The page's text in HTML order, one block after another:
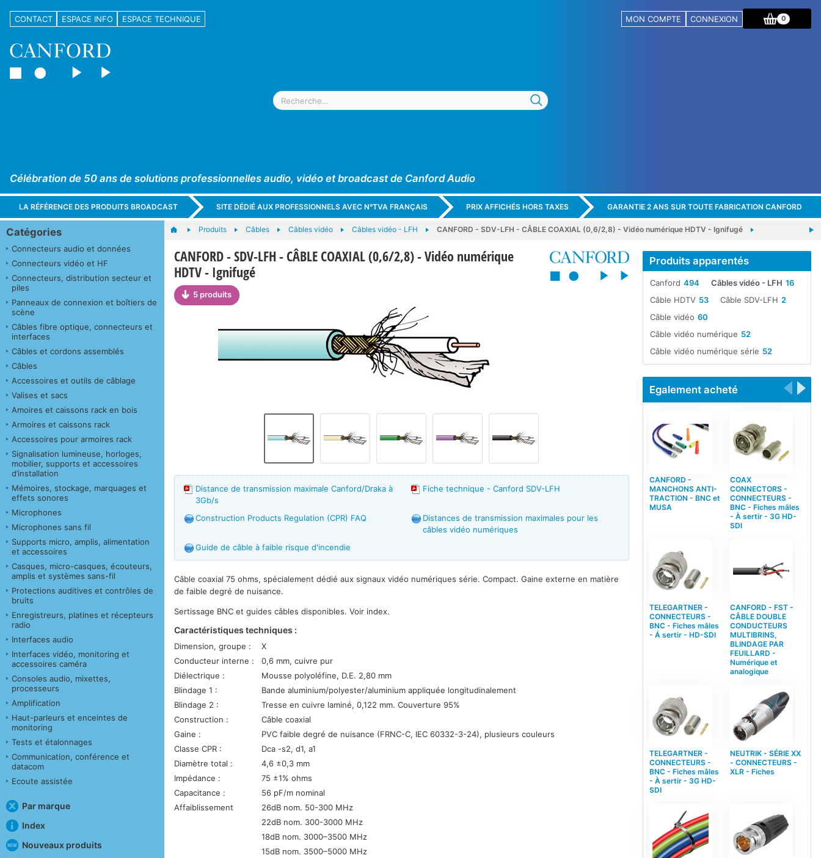
CONTACT ESPACE INFO ESPACE TECHNIQUE MON COMPTE CONNEXION 0
Célébration de 50 ans de solutions professionnelles audio, vidéo et broadcast de Canford Audio
LA RÉFÉRENCE DES PRODUITS BROADCAST SITE DÉDIÉ AUX PROFESSIONNELS AVEC N°TVA FRANÇAIS PRIX AFFICHÉS HORS TAXES GARANTIE 2 ANS SUR TOUTE FABRICATION CANFORD
Catégories
Connecteurs audio et données
Connecteurs vidéo et HF
Connecteurs, distribution secteur et
piles
Panneaux de connexion et boîtiers de
scène
Câbles fibre optique, connecteurs et
interfaces
Câbles et cordons assemblés
Câbles
Accessoires et outils de câblage
Valises et sacs
Amoires et caissons rack en bois
Armoires et caissons rack
Accessoires pour armoires rack
Signalisation lumineuse, horloges,
mobilier, supports et accessoires
d’installation
Mémoires, stockage, marquages et
effets sonores
Microphones
Microphones sans fil
Supports micro, amplis, alimentation
et accessoires
Casques, micro-casques, écouteurs,
amplis et systèmes sans-fil
Protections auditives et contrôles de
bruits
Enregistreurs, platines et récepteurs
radio
Interfaces audio
Interfaces vidéo, monitoring et
accessoires caméra
Consoles audio, mixettes,
processeurs
Amplification
Haut-parleurs et enceintes de
monitoring
Tests et étalonnages
Communication, conférence et
datacom
Ecoute assistée
Par marque
Index
Nouveaux produits
Produits Câbles Câbles vidéo Câbles vidéo - LFH CANFORD - SDV-LFH - CÂBLE COAXIAL (0,6/2,8) - Vidéo numérique HDTV - Ignifugé
CANFORD - SDV-LFH - CÂBLE COAXIAL (0,6/2,8) - Vidéo numérique
HDTV - Ignifugé
5 produits
Distance de transmission maximale Canford/Draka à
3Gb/s
Fiche technique - Canford SDV-LFH
Construction Products Regulation (CPR) FAQ
Distances de transmission maximales pour les
câbles vidéo numériques
Guide de câble à faible risque d'incendie
Câble coaxial 75 ohms, spécialement dédié aux signaux vidéo numériques série. Compact. Gaine externe en matière
de faible degré de nuisance.
Sertissage BNC et guides câbles disponibles. Voir index.
Caractéristiques techniques :
Dimension, groupe :
X
Conducteur interne :
0,6 mm, cuivre pur
Diélectrique :
Mousse polyoléfine, D.E. 2,80 mm
Blindage 1 :
Bande aluminium/polyester/aluminium appliquée longitudinalement
Blindage 2 :
Tresse en cuivre laminé, 0,122 mm. Couverture 95%
Construction :
Câble coaxial
Gaine :
PVC faible degré de nuisance (FRNC-C, IEC 60332-3-24), plusieurs couleurs
Classe CPR :
Dca -s2, d1, a1
Diamètre total :
4,6 ±0,3 mm
Impédance :
75 ±1% ohms
Capacitance :
56 pF/m nominal
Affaiblissement
26dB nom. 50-300 MHz
22dB nom. 300-3000 MHz
18dB nom. 3000–3500 MHz
15dB nom. 3500–5000 MHz
Produits apparentés
494
Canford 16
Câbles vidéo - LFH
53
Câble HDTV 2
Câble SDV-LFH
60
Câble vidéo
52
Câble vidéo numérique
52
Câble vidéo numérique série
Egalement acheté
CANFORD -
MANCHONS ANTI-
TRACTION - BNC et
MUSA
COAX
CONNECTORS -
CONNECTEURS -
BNC - Fiches mâles
- À sertir - 3G HD-
SDI
TELEGARTNER -
CONNECTEURS -
BNC - Fiches mâles
- Á sertir - HD-SDI
CANFORD - FST -
CÂBLE DOUBLE
CONDUCTEURS
MULTIBRINS,
BLINDAGE PAR
FEUILLARD -
Numérique et
analogique
TELEGARTNER -
CONNECTEURS -
BNC - Fiches mâles
- À sertir - 3G HD-
SDI
NEUTRIK - SÉRIE XX
- CONNECTEURS -
XLR - Fiches